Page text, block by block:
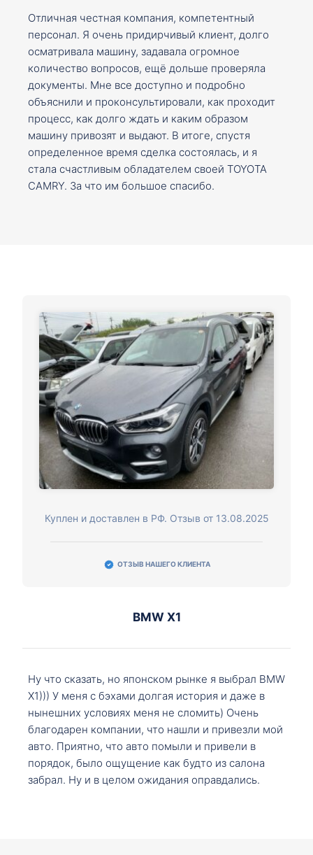
Отличная честная компания, компетентный
персонал. Я очень придирчивый клиент, долго
осматривала машину, задавала огромное
количество вопросов, ещё дольше проверяла
документы. Мне все доступно и подробно
объяснили и проконсультировали, как проходит
процесс, как долго ждать и каким образом
машину привозят и выдают. В итоге, спустя
определенное время сделка состоялась, и я
стала счастливым обладателем своей TOYOTA
CAMRY. За что им большое спасибо.
Куплен и доставлен в РФ. Отзыв от 13.08.2025
ОТЗЫВ НАШЕГО КЛИЕНТА
BMW X1
Ну что сказать, но японском рынке я выбрал BMW
X1))) У меня с бэхами долгая история и даже в
нынешних условиях меня не сломить) Очень
благодарен компании, что нашли и привезли мой
авто. Приятно, что авто помыли и привели в
порядок, было ощущение как будто из салона
забрал. Ну и в целом ожидания оправдались.